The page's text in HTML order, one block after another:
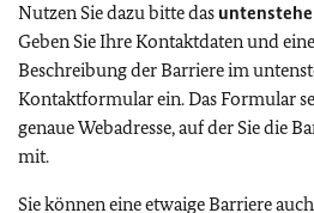
Nutzen Sie dazu bitte das
Geben Sie Ihre Kontaktdaten und
Beschreibung der Barriere im
Kontaktformular ein. Das Formular
genaue Webadresse, auf der Sie die
mit.
Sie können eine etwaige Barriere